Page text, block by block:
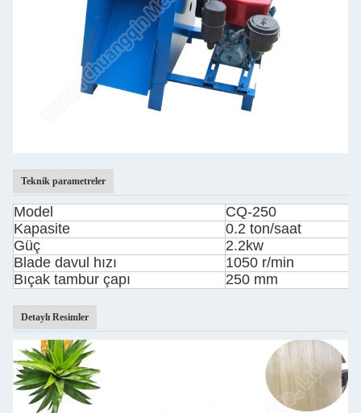
Teknik parametreler
Model
CQ-250
Kapasite
0.2 ton/saat
Güç
2.2kw
Blade davul hızı
1050 r/min
Bıçak tambur çapı
250 mm
Detaylı Resimler